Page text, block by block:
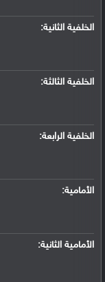
الخلفية الثانية:
الخلفية الثالثة:
الخلفية الرابعة:
الأمامية:
الأمامية الثانية: